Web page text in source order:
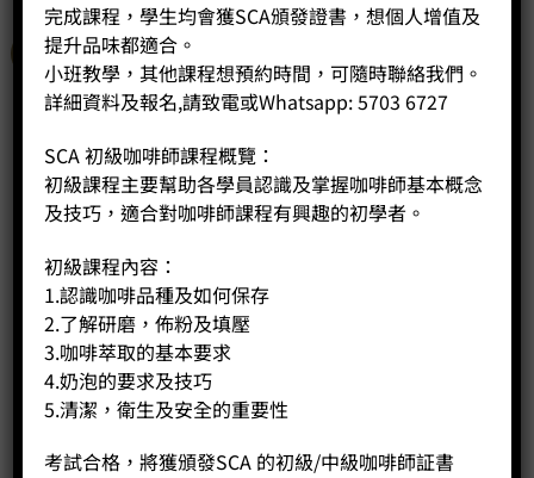
特價
完成課程，學生均會獲SCA頒發證書，想個人增值及
提升品味都適合。
小班教學，其他課程想預約時間，可隨時聯絡我們。
詳細資料及報名,請致電或Whatsapp: 5703 6727
SCA 初級咖啡師課程概覽：
初級課程主要幫助各學員認識及掌握咖啡師基本概念
及技巧，適合對咖啡師課程有興趣的初學者。
初級課程內容：
1.認識咖啡品種及如何保存
2.了解研磨，佈粉及填壓
3.咖啡萃取的基本要求
4.奶泡的要求及技巧
5.清潔，衛生及安全的重要性
考試合格，將獲頒發SCA 的初級/中級咖啡師証書